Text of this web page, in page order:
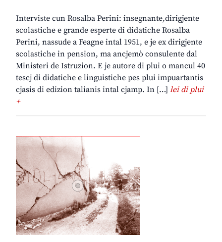
Interviste cun Rosalba Perini: insegnante,dirigjente
scolastiche e grande esperte di didatiche Rosalba
Perini, nassude a Feagne intal 1951, e je ex dirigjente
scolastiche in pension, ma ancjemò consulente dal
Ministeri de Istruzion. E je autore di plui o mancul 40
tescj di didatiche e linguistiche pes plui impuartantis
cjasis di edizion talianis intal cjamp. In […] lei di plui
+